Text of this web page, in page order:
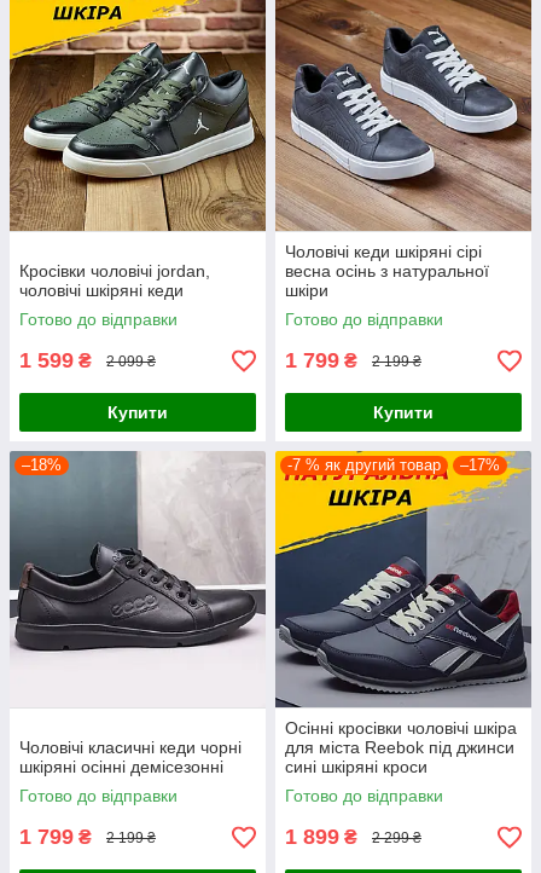
Кросівки чоловічі jordan,
чоловічі шкіряні кеди
Готово до відправки
1 599 ₴ 2 099 ₴
Купити
Чоловічі кеди шкіряні сірі
весна осінь з натуральної
шкіри
Готово до відправки
1 799 ₴ 2 199 ₴
Купити
–18%
Чоловічі класичні кеди чорні
шкіряні осінні демісезонні
Готово до відправки
1 799 ₴ 2 199 ₴
-7 % як другий товар –17%
Осінні кросівки чоловічі шкіра
для міста Reebok під джинси
сині шкіряні кроси
демісезонні весна
осінь повсякденні
Готово до відправки
1 899 ₴ 2 299 ₴